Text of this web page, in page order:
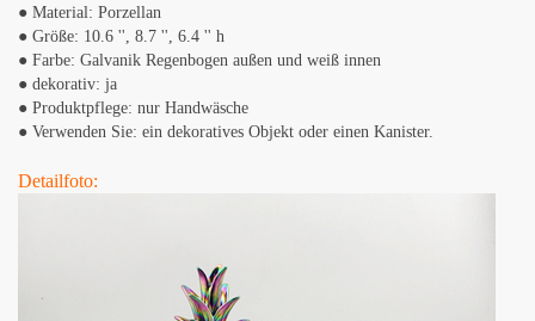
● Material: Porzellan
● Größe: 10.6 '', 8.7 '', 6.4 '' h
● Farbe: Galvanik Regenbogen außen und weiß innen
● dekorativ: ja
● Produktpflege: nur Handwäsche
● Verwenden Sie: ein dekoratives Objekt oder einen Kanister.
Detailfoto: